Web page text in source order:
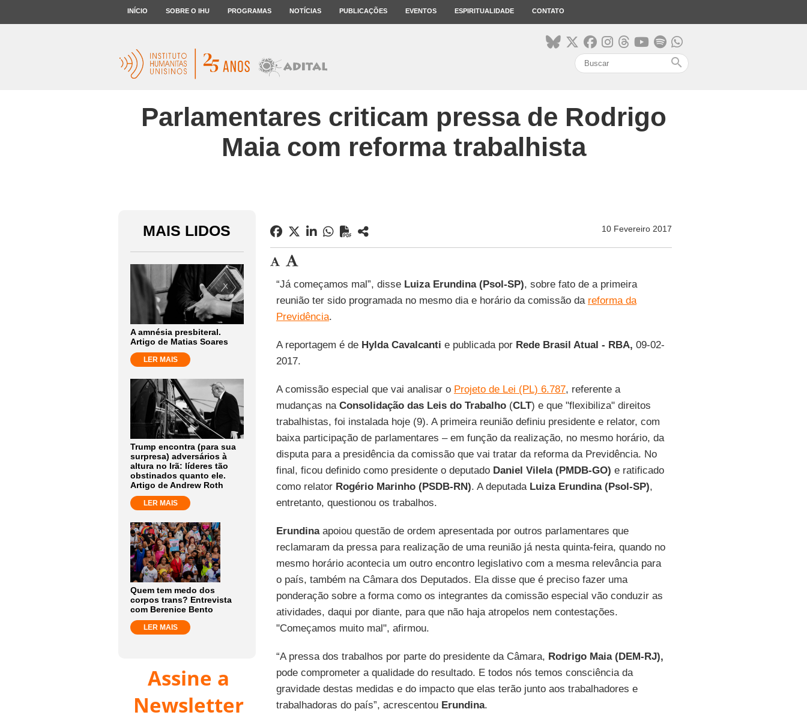
INÍCIO SOBRE O IHU PROGRAMAS NOTÍCIAS PUBLICAÇÕES EVENTOS ESPIRITUALIDADE CONTATO
search
Parlamentares criticam pressa de Rodrigo
Maia com reforma trabalhista
MAIS LIDOS
A amnésia presbiteral.
Artigo de Matias Soares
LER MAIS
Trump encontra (para sua
surpresa) adversários à
altura no Irã: líderes tão
obstinados quanto ele.
Artigo de Andrew Roth
LER MAIS
Quem tem medo dos
corpos trans? Entrevista
com Berenice Bento
LER MAIS
Assine a
Newsletter
10 Fevereiro 2017
“Já começamos mal”, disse Luiza Erundina (Psol-SP), sobre fato de a primeira
reunião ter sido programada no mesmo dia e horário da comissão da reforma da
Previdência.
A reportagem é deHylda Cavalcanti e publicada por Rede Brasil Atual - RBA, 09-02-
2017.
A comissão especial que vai analisar o Projeto de Lei (PL) 6.787, referente a
mudanças na Consolidação das Leis do Trabalho(CLT) e que "flexibiliza" direitos
trabalhistas, foi instalada hoje (9). A primeira reunião definiu presidente e relator, com
baixa participação de parlamentares – em função da realização, no mesmo horário, da
disputa para a presidência da comissão que vai tratar da reforma da Previdência. No
final, ficou definido como presidente o deputado Daniel Vilela (PMDB-GO) e ratificado
como relator Rogério Marinho (PSDB-RN). A deputada Luiza Erundina (Psol-SP),
entretanto, questionou os trabalhos.
Erundinaapoiou questão de ordem apresentada por outros parlamentares que
reclamaram da pressa para realização de uma reunião já nesta quinta-feira, quando no
mesmo horário acontecia um outro encontro legislativo com a mesma relevância para
o país, também na Câmara dos Deputados. Ela disse que é preciso fazer uma
ponderação sobre a forma como os integrantes da comissão especial vão conduzir as
atividades, daqui por diante, para que não haja atropelos nem contestações.
"Começamos muito mal", afirmou.
“A pressa dos trabalhos por parte do presidente da Câmara, Rodrigo Maia (DEM-RJ),
pode comprometer a qualidade do resultado. E todos nós temos consciência da
gravidade destas medidas e do impacto que elas terão junto aos trabalhadores e
trabalhadoras do país”, acrescentou Erundina.